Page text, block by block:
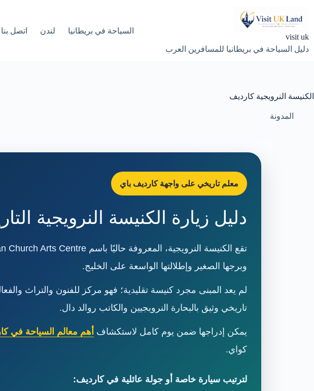
المحتوى
visit uk
دليل السياحة في بريطانيا للمسافرين العرب
السياحة في بريطانيا لندن اتصل بنا
الكنيسة النرويجية كارديف
المدونة
معلم تاريخي على واجهة كارديف باي
دليل زيارة الكنيسة النرويجية
وبرجها الصغير وإطلالتها الواسعة على الخليج.
لم يعد المبنى مجرد كنيسة تقليدية؛ فهو مركز للفنون والتراث
تاريخي وثيق بالبحارة النرويجيين والكاتب روالد دال.
يمكن إدراجها ضمن يوم كامل لاستكشاف أهم معالم السياحة في
كواي.
لترتيب سيارة خاصة أو جولة عائلية في كارديف: